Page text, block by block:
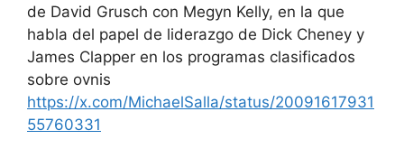
de David Grusch con Megyn Kelly, en la que
habla del papel de liderazgo de Dick Cheney y
James Clapper en los programas clasificados
sobre ovnis
https://x.com/MichaelSalla/status/20091617931
55760331